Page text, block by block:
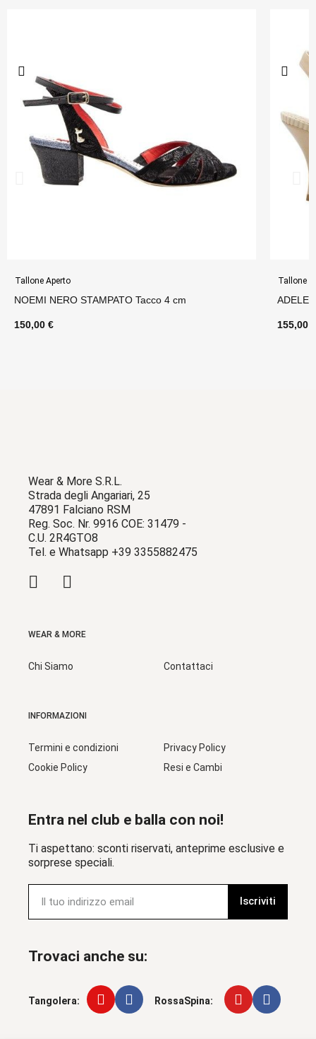
Tallone Aperto
NOEMI NERO STAMPATO Tacco 4 cm
150,00 €
Tallone
ADELE
155,00
Wear & More S.R.L.
Strada degli Angariari, 25
47891 Falciano RSM
Reg. Soc. Nr. 9916 COE: 31479 -
C.U. 2R4GTO8
Tel. e Whatsapp +39 3355882475
WEAR & MORE
Chi Siamo Contattaci
INFORMAZIONI
Termini e condizioni
Cookie Policy
Privacy Policy
Resi e Cambi
Entra nel club e balla con noi!
Ti aspettano: sconti riservati, anteprime esclusive e
sorprese speciali.
Iscriviti
Trovaci anche su:
Tangolera: RossaSpina: